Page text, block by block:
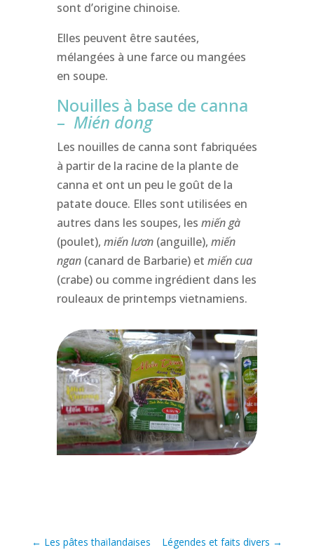
sont d’origine chinoise.
Elles peuvent être sautées,
mélangées à une farce ou mangées
en soupe.
Nouilles à base de canna
– Mién dong
Les nouilles de canna sont fabriquées
à partir de la racine de la plante de
canna et ont un peu le goût de la
patate douce. Elles sont utilisées en
autres dans les soupes, les miến gà
(poulet), miến lươn(anguille), miến
ngan(canard de Barbarie) et miến cua
(crabe) ou comme ingrédient dans les
rouleaux de printemps vietnamiens.
← Les pâtes thaïlandaises Légendes et faits divers →